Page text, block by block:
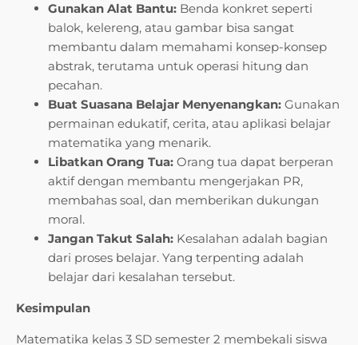
Gunakan Alat Bantu: Benda konkret seperti
balok, kelereng, atau gambar bisa sangat
membantu dalam memahami konsep-konsep
abstrak, terutama untuk operasi hitung dan
pecahan.
Buat Suasana Belajar Menyenangkan: Gunakan
permainan edukatif, cerita, atau aplikasi belajar
matematika yang menarik.
Libatkan Orang Tua: Orang tua dapat berperan
aktif dengan membantu mengerjakan PR,
membahas soal, dan memberikan dukungan
moral.
Jangan Takut Salah: Kesalahan adalah bagian
dari proses belajar. Yang terpenting adalah
belajar dari kesalahan tersebut.
Kesimpulan
Matematika kelas 3 SD semester 2 membekali siswa